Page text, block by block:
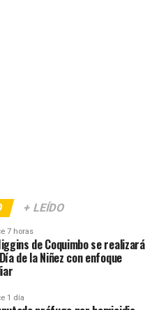
+ LEÍDO
7 horas
de Coquimbo se realizará
de la Niñez con enfoque
1 día